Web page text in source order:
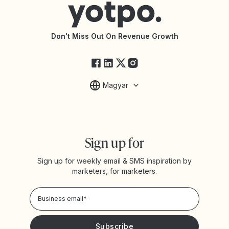
Accessibility Statement
API Documentation
Yotpo StatusDon't Miss Out On Revenue Growth
Magyar
Sign up for
Sign up for weekly email & SMS inspiration by
marketers, for marketers.